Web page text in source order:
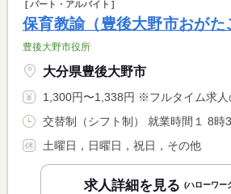
パート・アルバイト
保育教諭（豊後大野市おがた
豊後大野市役所
大分県豊後大野市
1,300円〜1,338円 ※フルタイム求人の場合は月額（換算額）、パート求
土曜日，日曜日，祝日，その他
求人詳細を見る (ハローワー